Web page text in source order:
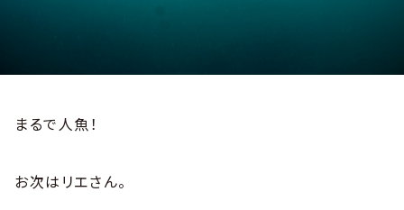
まるで人魚！
お次はリエさん。